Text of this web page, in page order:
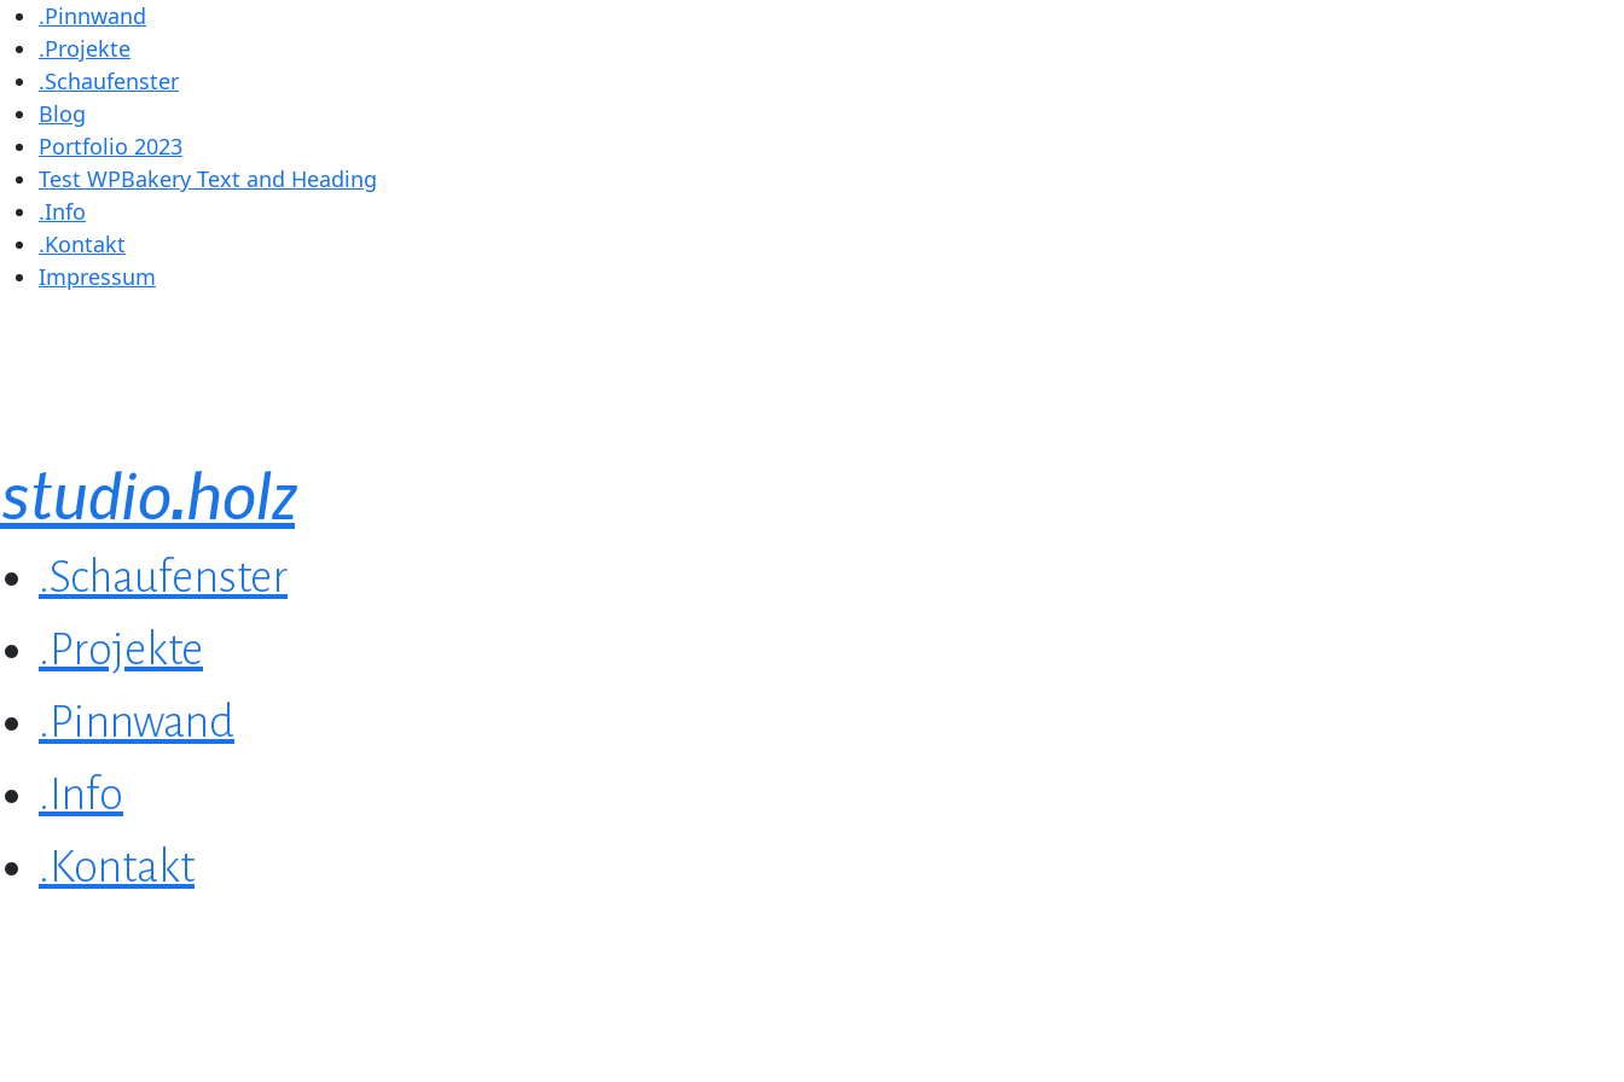
.Pinnwand
.Projekte
.Schaufenster
Blog
Portfolio 2023
Test WPBakery Text and Heading
.Info
.Kontakt
Impressum
studio.holz
.Schaufenster
.Projekte
.Pinnwand
.Info
.Kontakt